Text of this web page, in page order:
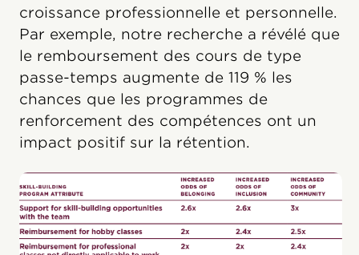
croissance professionnelle et personnelle.
Par exemple, notre recherche a révélé que
le remboursement des cours de type
passe-temps augmente de 119 % les
chances que les programmes de
renforcement des compétences ont un
impact positif sur la rétention.